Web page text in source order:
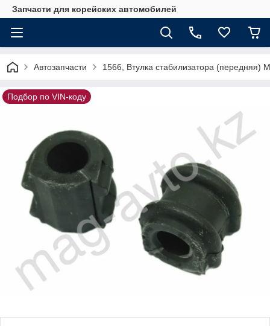
Запчасти для корейских автомобилей
Автозапчасти 1566, Втулка стабилизатора (передняя)
Подбор по VIN-коду